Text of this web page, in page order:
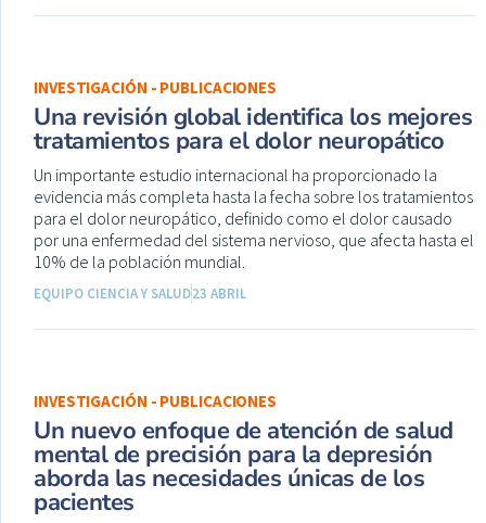
INVESTIGACIÓN - PUBLICACIONES
Una revisión global identifica los mejores
tratamientos para el dolor neuropático
Un importante estudio internacional ha proporcionado la
evidencia más completa hasta la fecha sobre los tratamientos
para el dolor neuropático, definido como el dolor causado
por una enfermedad del sistema nervioso, que afecta hasta el
10% de la población mundial.
EQUIPO CIENCIA Y SALUD23 ABRIL
INVESTIGACIÓN - PUBLICACIONES
Un nuevo enfoque de atención de salud
mental de precisión para la depresión
aborda las necesidades únicas de los
pacientes